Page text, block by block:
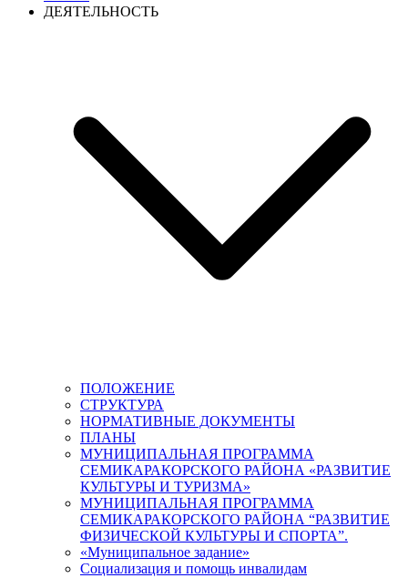
ДЕЯТЕЛЬНОСТЬ
ПОЛОЖЕНИЕ
СТРУКТУРА
НОРМАТИВНЫЕ ДОКУМЕНТЫ
ПЛАНЫ
МУНИЦИПАЛЬНАЯ ПРОГРАММА
СЕМИКАРАКОРСКОГО РАЙОНА «РАЗВИТИЕ
КУЛЬТУРЫ И ТУРИЗМА»
МУНИЦИПАЛЬНАЯ ПРОГРАММА
СЕМИКАРАКОРСКОГО РАЙОНА “РАЗВИТИЕ
ФИЗИЧЕСКОЙ КУЛЬТУРЫ И СПОРТА”.
«Муниципальное задание»
Социализация и помощь инвалидам